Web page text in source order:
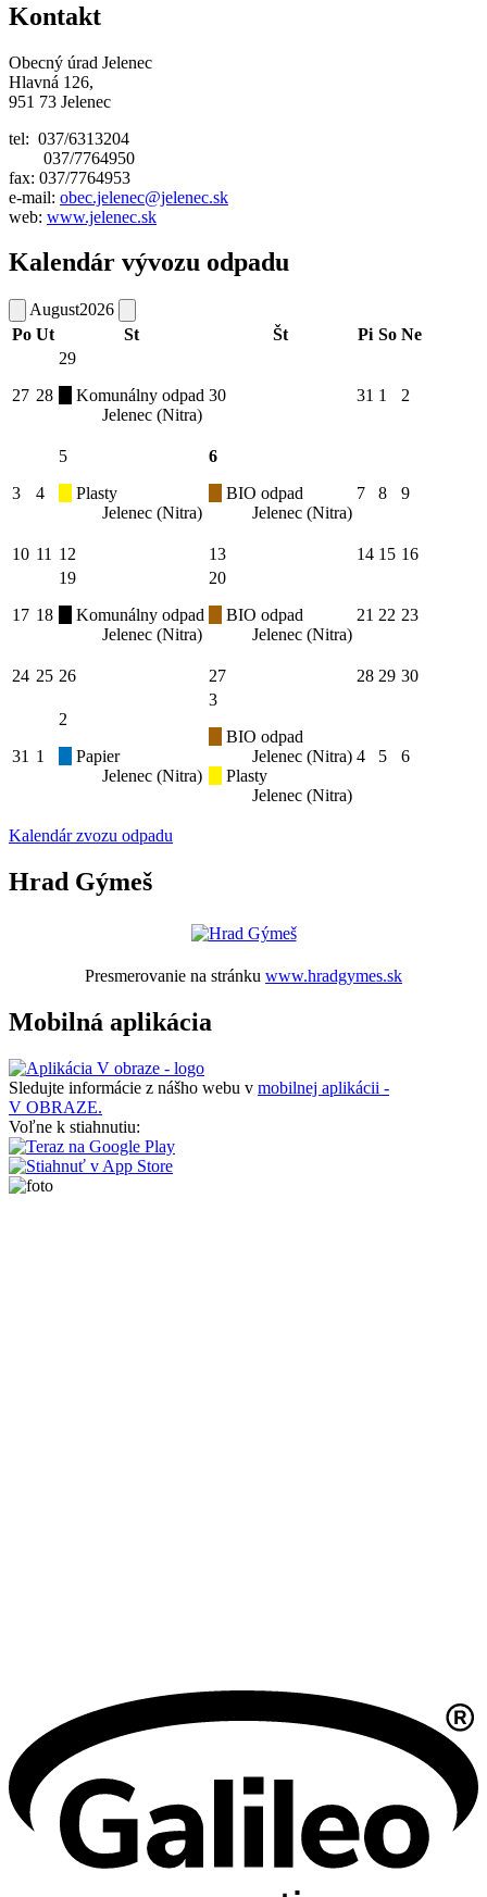
Kontakt
Obecný úrad Jelenec
Hlavná 126,
951 73 Jelenec
tel: 037/6313204
037/7764950
fax: 037/7764953
e-mail: obec.jelenec@jelenec.sk
web: www.jelenec.sk
Kalendár vývozu odpadu
August2026
Po Ut St Št Pi So Ne
27 28
29
Komunálny odpad
Jelenec (Nitra)
30 31 1 2
3 4
5
Plasty
Jelenec (Nitra)
6
BIO odpad
Jelenec (Nitra)
7 8 9
10 11 12 13 14 15 16
17 18
19
Komunálny odpad
Jelenec (Nitra)
20
BIO odpad
Jelenec (Nitra)
21 22 23
24 25 26 27 28 29 30
31 1
2
Papier
Jelenec (Nitra)
3
BIO odpad
Jelenec (Nitra)
Plasty
Jelenec (Nitra)
4 5 6
Kalendár zvozu odpadu
Hrad Gýmeš
Presmerovanie na stránku www.hradgymes.sk
Mobilná aplikácia
Sledujte informácie z nášho webu v mobilnej aplikácii -
V OBRAZE.
Voľne k stiahnutiu: